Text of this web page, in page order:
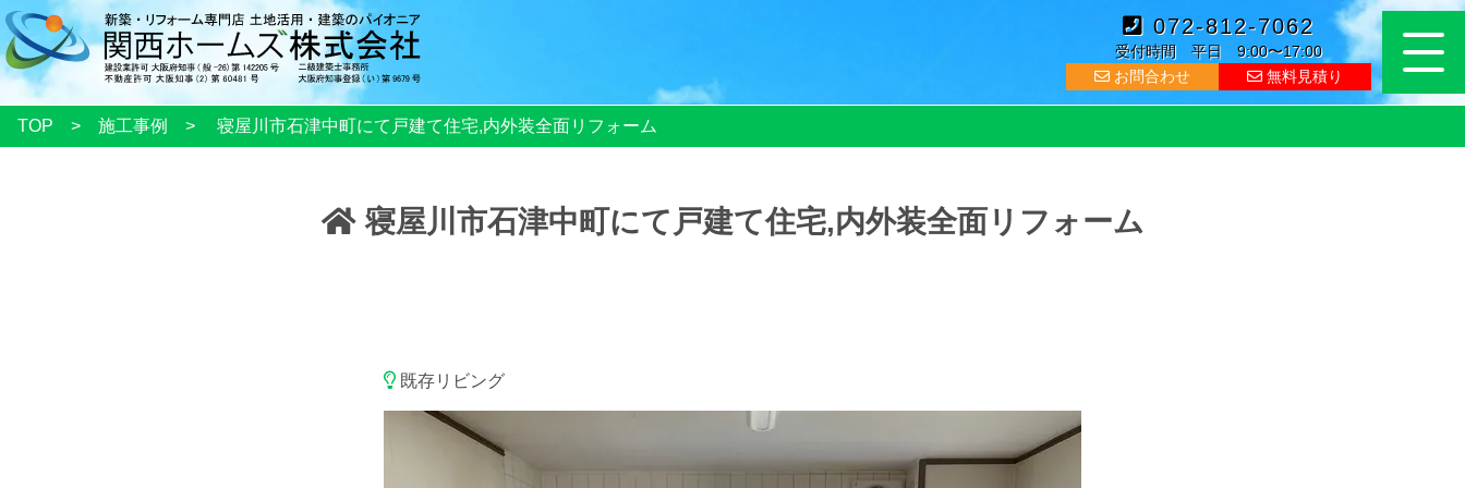
072-812-7062
受付時間 平日 9:00〜17:00
お問合わせ
無料見積り
TOP 施工事例 寝屋川市石津中町にて戸建て住宅,内外装全面リフォーム
寝屋川市石津中町にて戸建て住宅,内外装全面リフォーム
既存リビング